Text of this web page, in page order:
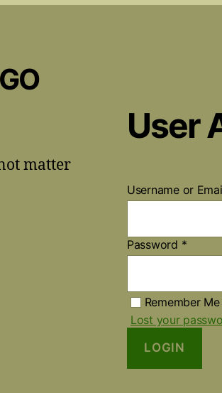
matter
User
Username or
Password *
Remember Me
Lost your
LOGIN